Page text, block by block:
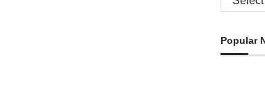
Popular